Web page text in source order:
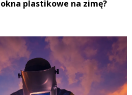
plastikowe na zimę?